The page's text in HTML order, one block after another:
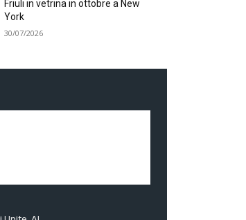
Friuli in vetrina in ottobre a New
York
30/07/2026